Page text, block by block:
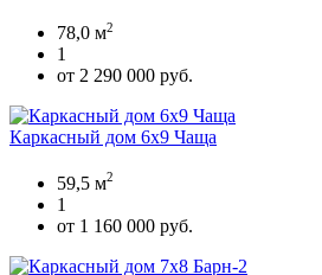
78,0 м2
1
от 2 290 000 руб.
Каркасный дом 6х9 Чаща
59,5 м2
1
от 1 160 000 руб.